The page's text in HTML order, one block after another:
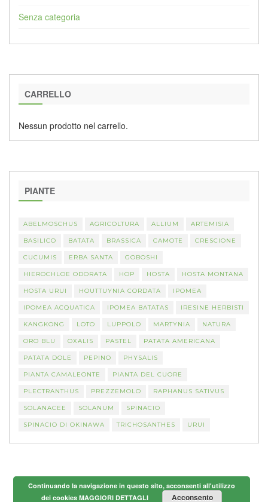
Senza categoria
CARRELLO
Nessun prodotto nel carrello.
PIANTE
ABELMOSCHUS AGRICOLTURA ALLIUM ARTEMISIA
BASILICO BATATA BRASSICA CAMOTE CRESCIONE
CUCUMIS ERBA SANTA GOBOSHI
HIEROCHLOE ODORATA HOP HOSTA HOSTA MONTANA
HOSTA URUI HOUTTUYNIA CORDATA IPOMEA
IPOMEA ACQUATICA IPOMEA BATATAS IRESINE HERBISTI
KANGKONG LOTO LUPPOLO MARTYNIA NATURA
ORO BLU OXALIS PASTEL PATATA AMERICANA
PATATA DOLE PEPINO PHYSALIS
PIANTA CAMALEONTE PIANTA DEL CUORE
PLECTRANTHUS PREZZEMOLO RAPHANUS SATIVUS
SOLANACEE SOLANUM SPINACIO
SPINACIO DI OKINAWA TRICHOSANTHES URUI
Continuando la navigazione in questo sito, acconsenti all'utilizzo
dei cookiesMAGGIORI DETTAGLI Acconsento